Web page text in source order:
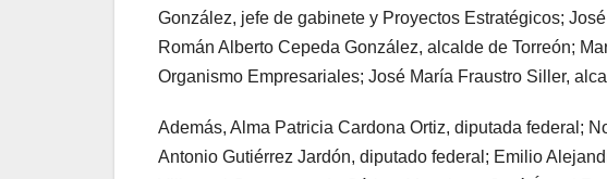
González, jefe de gabinete y Proyectos Estratégicos;
Román Alberto Cepeda González, alcalde de Torreón;
Organismo Empresariales; José María Fraustro Siller,
Además, Alma Patricia Cardona Ortiz, diputada federal;
Antonio Gutiérrez Jardón, diputado federal; Emilio